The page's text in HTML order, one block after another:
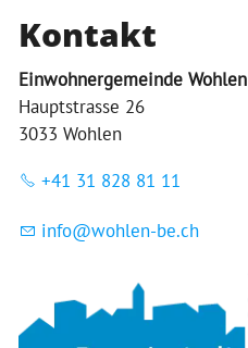
Kontakt
Einwohnergemeinde Wohlen
Hauptstrasse 26
3033 Wohlen
+41 31 828 81 11
nf w hl n-b ch